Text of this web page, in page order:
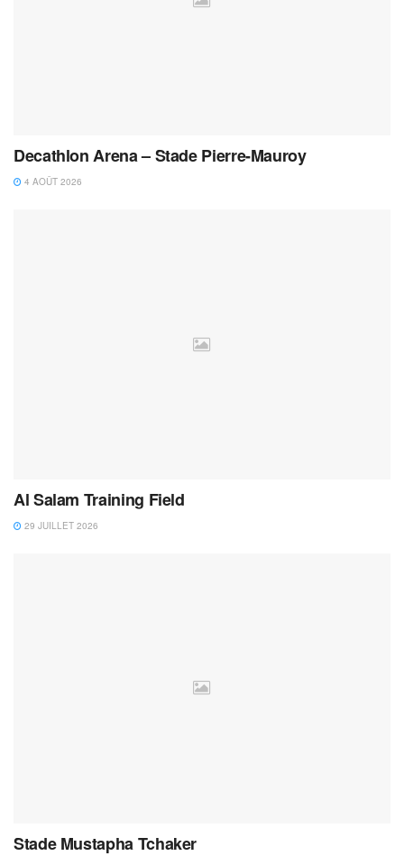
Decathlon Arena – Stade Pierre-Mauroy
4 AOÛT 2026
Al Salam Training Field
29 JUILLET 2026
Stade Mustapha Tchaker